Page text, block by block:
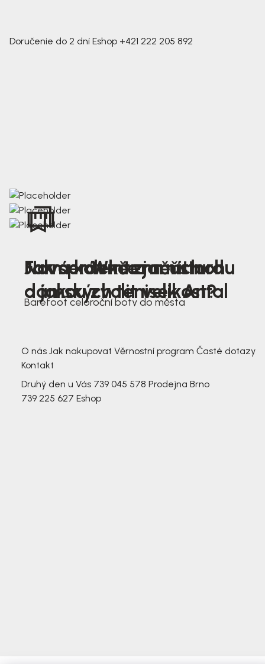
Doručenie do 2 dní Eshop +421 222 205 892
Nová kolekce jarních
dámských tenisek Antal
Jak správně změřit nohu
a jakou zvolit velikost?
Farmer Winter mustard
Barefoot celoroční boty do města
O nás Jak nakupovat Věrnostní program Časté dotazy
Kontakt
Druhý den u Vás 739 045 578 Prodejna Brno
739 225 627 Eshop